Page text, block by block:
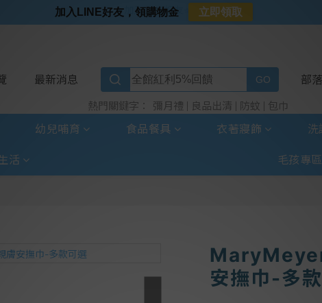
⭐加入LINE好友⭐
⭐超取選全家⭐滿$888贈霜淇淋禮物卡
最新消息
熱門關鍵字： 彌月禮 良品出清 防蚊 包巾
部
幼兒哺育 食品餐具 衣著寢飾 洗
活 毛孩專區
安撫巾-多
加入LINE好友，領購物金 立即領取